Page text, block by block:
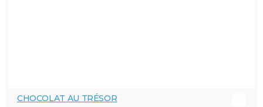
CHOCOLAT AU TRÉSOR